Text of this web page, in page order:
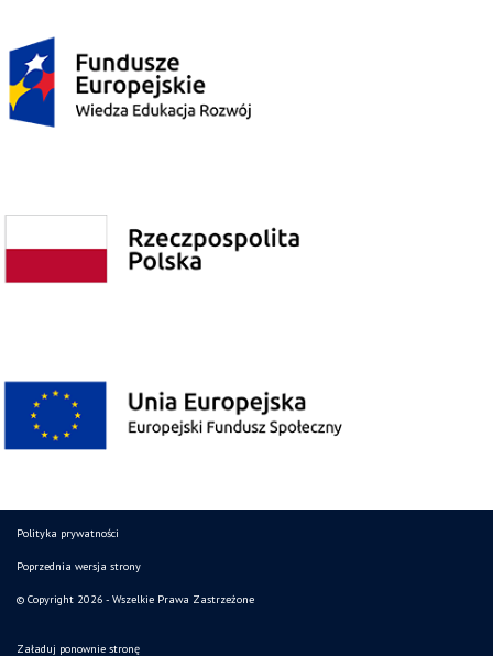
Polityka prywatności
Poprzednia wersja strony
© Copyright 2026 - Wszelkie Prawa Zastrzeżone
Załaduj ponownie stronę